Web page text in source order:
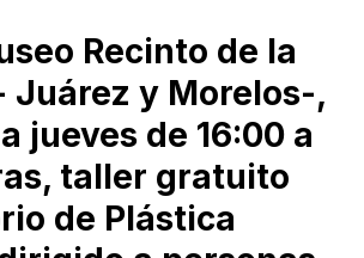
Recinto de la
Juárez y Morelos-,
jueves de 16:00 a
taller gratuito
de Plástica